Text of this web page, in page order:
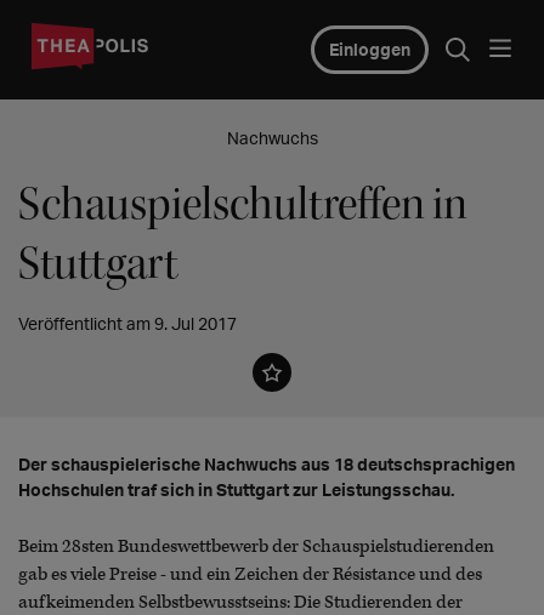
Einloggen
Nachwuchs
Schauspielschultreffen in
Stuttgart
Veröffentlicht am 9. Jul 2017
Der schauspielerische Nachwuchs aus 18 deutschsprachigen
Hochschulen traf sich in Stuttgart zur Leistungsschau.
Beim 28sten Bundeswettbewerb der Schauspielstudierenden
gab es viele Preise - und ein Zeichen der Résistance und des
aufkeimenden Selbstbewusstseins: Die Studierenden der